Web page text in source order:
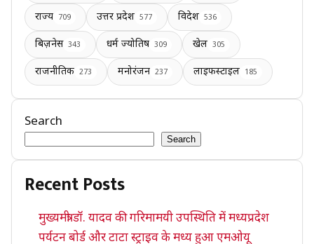
राज्य 709 उत्तर प्रदेश 577 विदेश 536
बिज़नेस 343 धर्म ज्योतिष 309 खेल 305
राजनीतिक 273 मनोरंजन 237 लाइफस्टाइल 185
Search
Search
Recent Posts
मुख्यमंत्री डॉ. यादव की गरिमामयी उपस्थिति में मध्यप्रदेश
पर्यटन बोर्ड और टाटा स्ट्राइव के मध्य हुआ एमओयू